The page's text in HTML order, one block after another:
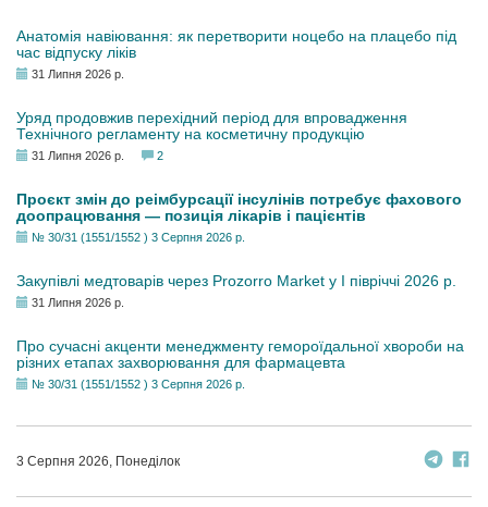
Анатомія навіювання: як перетворити ноцебо на плацебо під
час відпуску ліків
31 Липня 2026 р.
Уряд продовжив перехідний період для впровадження
Технічного регламенту на косметичну продукцію
31 Липня 2026 р. 2
Проєкт змін до реімбурсації інсулінів потребує фахового
доопрацювання — позиція лікарів і пацієнтів
№ 30/31 (1551/1552 ) 3 Серпня 2026 р.
Закупівлі медтоварів через Prozorro Market у I півріччі 2026 р.
31 Липня 2026 р.
Про сучасні акценти менеджменту гемороїдальної хвороби на
різних етапах захворювання для фармацевта
№ 30/31 (1551/1552 ) 3 Серпня 2026 р.
3 Серпня 2026, Понеділок